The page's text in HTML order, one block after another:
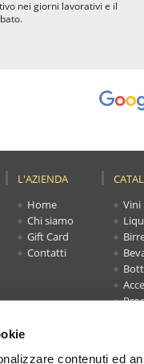
contenuti ed
nei giorni lavorativi e il
L'AZIENDA
Home
Chi siamo
Gift Card
Contatti
Vini